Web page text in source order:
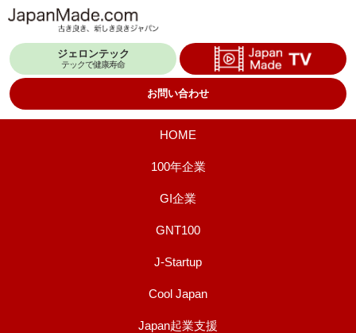
テ
ジェロンテック
テックで健康寿命
お問い合わせ
HOME
100年企業
GI企業
GNT100
J-Startup
Cool Japan
Japan起業支援